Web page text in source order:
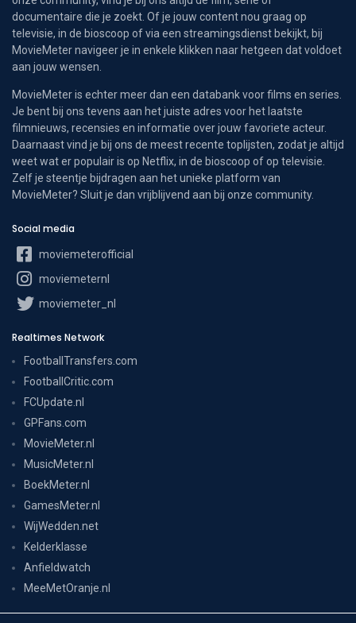
documentaire die je zoekt. Of je jouw content nou graag op
televisie, in de bioscoop of via een streamingsdienst bekijkt, bij
MovieMeter navigeer je in enkele klikken naar hetgeen dat voldoet
aan jouw wensen.
MovieMeter is echter meer dan een databank voor films en series.
Je bent bij ons tevens aan het juiste adres voor het laatste
filmnieuws, recensies en informatie over jouw favoriete acteur.
Daarnaast vind je bij ons de meest recente toplijsten, zodat je altijd
weet wat er populair is op Netflix, in de bioscoop of op televisie.
Zelf je steentje bijdragen aan het unieke platform van
MovieMeter? Sluit je dan vrijblijvend aan bij onze community.
Social media
moviemeterofficial
moviemeternl
moviemeter_nl
Realtimes Network
FootballTransfers.com
FootballCritic.com
FCUpdate.nl
GPFans.com
MovieMeter.nl
MusicMeter.nl
BoekMeter.nl
GamesMeter.nl
WijWedden.net
Kelderklasse
Anfieldwatch
MeeMetOranje.nl